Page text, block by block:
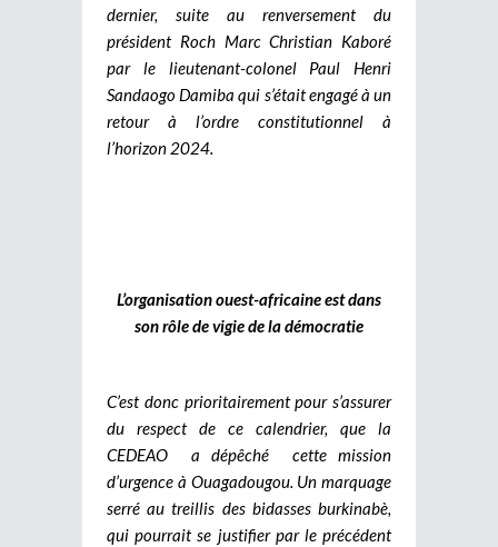
dernier, suite au renversement du
président Roch Marc Christian Kaboré
par le lieutenant-colonel Paul Henri
Sandaogo Damiba qui s’était engagé à un
retour à l’ordre constitutionnel à
l’horizon 2024.
L’organisation ouest-africaine est dans
son rôle de vigie de la démocratie
C’est donc prioritairement pour s’assurer
du respect de ce calendrier, que la
CEDEAO a dépêché cette mission
d’urgence à Ouagadougou. Un marquage
serré au treillis des bidasses burkinabè,
qui pourrait se justifier par le précédent